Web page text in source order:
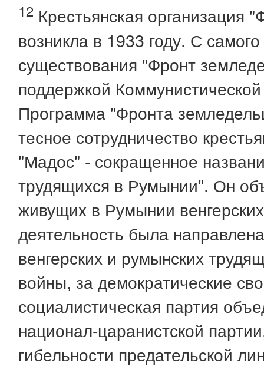
12 Крестьянская организация
возникла в 1933 году. С
существования "Фронт
поддержкой
Программа "Фронта
тесное сотрудничество
"Мадос" - сокращенное
трудящихся в Румынии". Он
живущих в Румынии
деятельность была
венгерских и румынских
войны, за демократические
социалистическая партия
национал-царанистской
гибельности предательской